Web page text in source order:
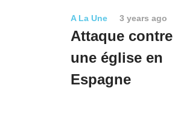
A La Une 3 years ago
Attaque contre
une église en
Espagne